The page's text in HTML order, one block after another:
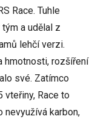
Race. Tuhle
a udělal z
lehčí verzi.
hmotnosti, rozšíření
své. Zatímco
vteřiny, Race to
nevyužívá karbon,